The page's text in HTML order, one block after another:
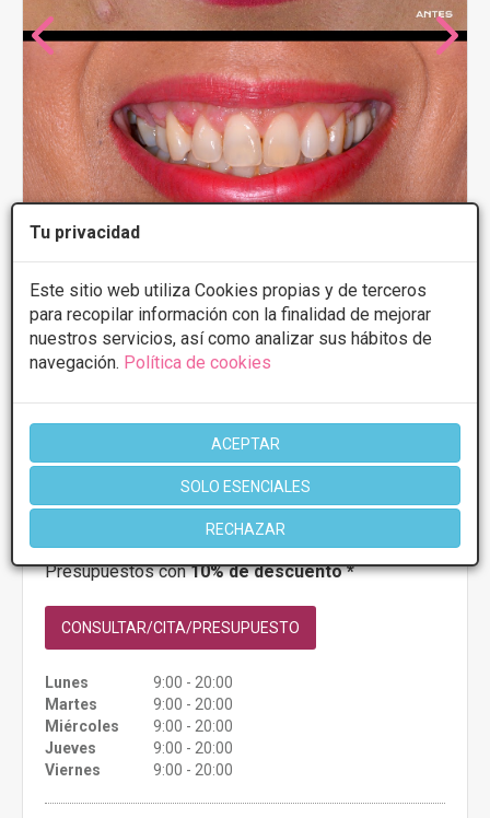
Tu privacidad
Este sitio web utiliza Cookies propias y de terceros
para recopilar información con la finalidad de mejorar
nuestros servicios, así como analizar sus hábitos de
navegación. Política de cookies
ACEPTAR
SOLO ESENCIALES
RECHAZAR
Dr. Perez Villar
4 4 Opiniones
Avenida de Santa Cruz, Planta 2, Clínica
32 del Centro de Consultas Médicas CCM,
PRIMERA CONSULTA GRATUITA & FINANCIACIÓN A
MEDIDA
Desde 3000€
Presupuestos con10% de descuento *
CONSULTAR/CITA/PRESUPUESTO
Lunes
9:00 - 20:00
Martes
9:00 - 20:00
Miércoles
9:00 - 20:00
Jueves
9:00 - 20:00
Viernes
9:00 - 20:00